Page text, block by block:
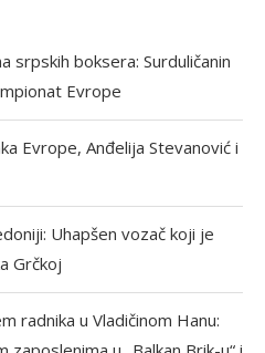
srpskih boksera: Surduličanin
Evrope
Evrope, Anđelija Stevanović i
Uhapšen vozač koji je
Grčkoj
radnika u Vladičinom Hanu: